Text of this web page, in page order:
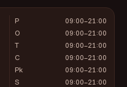
P
09:00–21:00
O
09:00–21:00
T
09:00–21:00
C
09:00–21:00
Pk
09:00–21:00
S
09:00–21:00